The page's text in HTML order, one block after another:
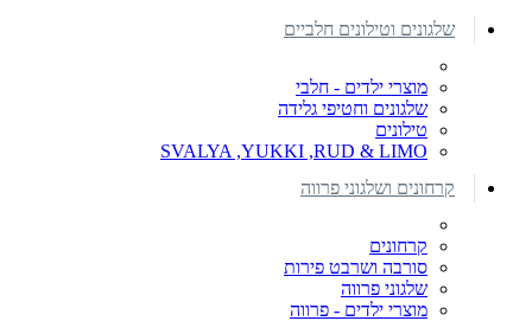
שלגונים וטילונים חלביים
מוצרי ילדים - חלבי
שלגונים וחטיפי גלידה
טילונים
SVALYA ,YUKKI ,RUD & LIMO
קרחונים ושלגוני פרווה
קרחונים
סורבה ושרבט פירות
שלגוני פרווה
מוצרי ילדים - פרווה